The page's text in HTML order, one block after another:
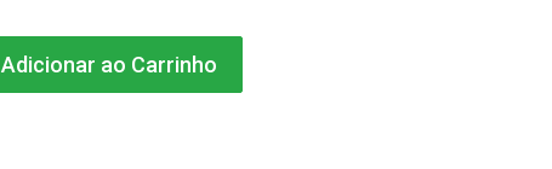
Adicionar ao Carrinho